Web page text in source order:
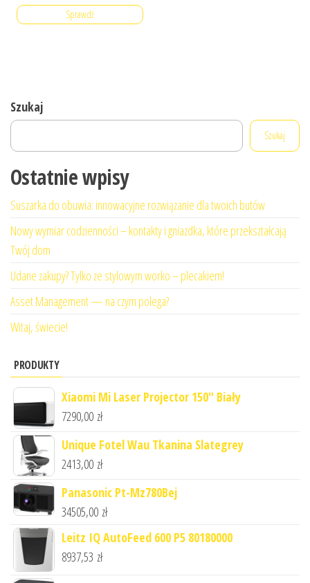
Sprawdź
Szukaj
Szukaj
Ostatnie wpisy
Suszarka do obuwia: innowacyjne rozwiązanie dla twoich butów
Nowy wymiar codzienności – kontakty i gniazdka, które przekształcają
Twój dom
Udane zakupy? Tylko ze stylowym worko – plecakiem!
Asset Management — na czym polega?
Witaj, świecie!
PRODUKTY
Xiaomi Mi Laser Projector 150" Biały
7290,00 zł
Unique Fotel Wau Tkanina Slategrey
2413,00 zł
Panasonic Pt-Mz780Bej
34505,00 zł
Leitz IQ AutoFeed 600 P5 80180000
8937,53 zł